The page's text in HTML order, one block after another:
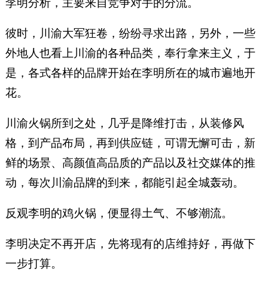
李明分析，主要来自竞争对手的分流。
彼时，川渝大军狂卷，纷纷寻求出路，另外，一些
外地人也看上川渝的各种品类，奉行拿来主义，于
是，各式各样的品牌开始在李明所在的城市遍地开
花。
川渝火锅所到之处，几乎是降维打击，从装修风
格，到产品布局，再到供应链，可谓无懈可击，新
鲜的场景、高颜值高品质的产品以及社交媒体的推
动，每次川渝品牌的到来，都能引起全城轰动。
反观李明的鸡火锅，便显得土气、不够潮流。
李明决定不再开店，先将现有的店维持好，再做下
一步打算。